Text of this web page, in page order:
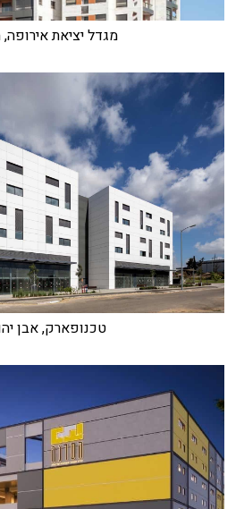
מגדל יציאת
טכנופארק, אבן